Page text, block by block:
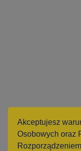
Akceptujesz
Osobowych oraz